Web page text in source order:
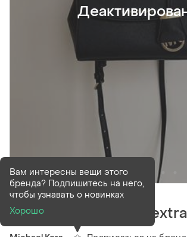
Деактивирован1 шт
Сумка michael kors
Вам интересны вещи этого
бренда? Подпишитесь на него,
чтобы узнавать о новинках
Хорошо